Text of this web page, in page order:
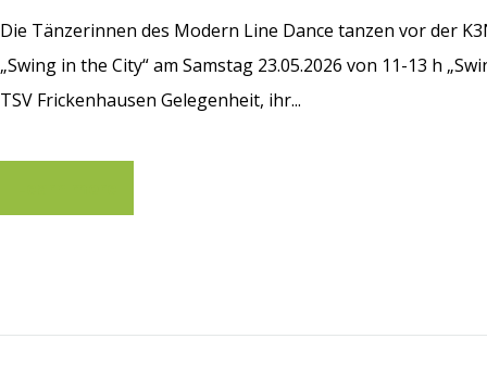
Die Tänzerinnen des Modern Line Dance tanzen vor der
„Swing in the City“ am Samstag 23.05.2026 von 11-13 h
TSV Frickenhausen Gelegenheit, ihr...